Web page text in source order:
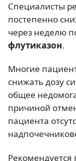
Специалисты
постепенно
через неделю
флутиказон.
Многие
снижать дозу
общее
причиной
пациента